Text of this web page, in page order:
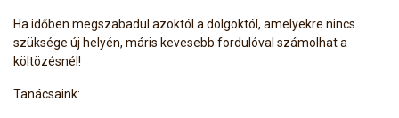
Ha időben megszabadul azoktól a dolgoktól, amelyekre nincs
szüksége új helyén, máris kevesebb fordulóval számolhat a
költözésnél!
Tanácsaink: